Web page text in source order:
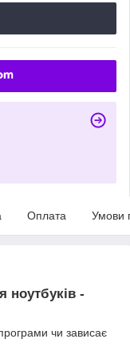
Оплата Умови
ноутбуків -
чи зависає